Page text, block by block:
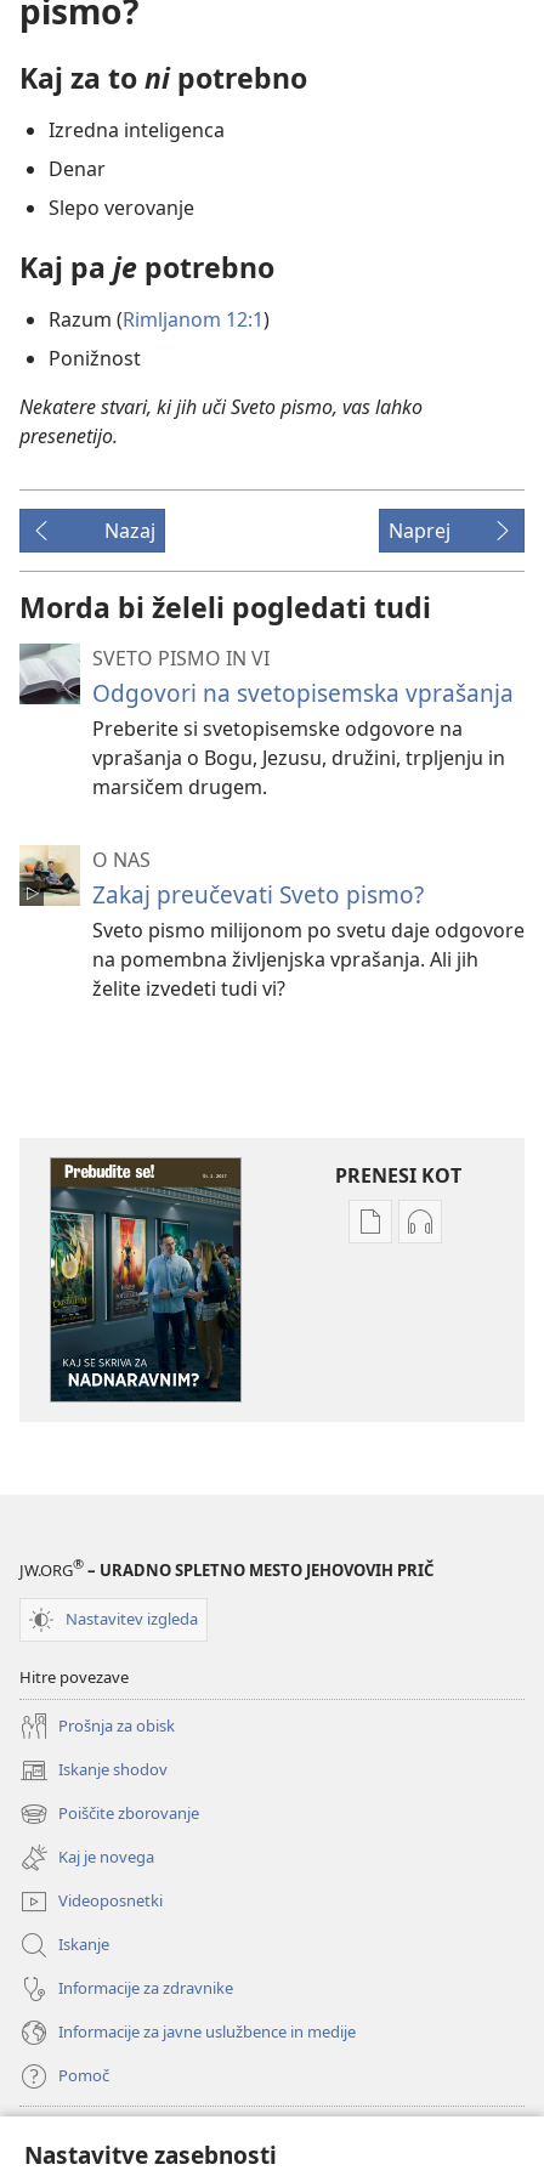
Nastavitve zasebnosti
pismo?
Kaj za tonipotrebno
Izredna inteligenca
Denar
Slepo verovanje
Kaj pa je potrebno
Razum (Rimljanom 12:1)
Ponižnost
Nekatere stvari, ki jih uči Sveto pismo, vas lahko
presenetijo.
Nazaj Naprej
Morda bi želeli pogledati tudi
SVETO PISMO IN VI
Odgovori na svetopisemska vprašanja
Preberite si svetopisemske odgovore na
vprašanja o Bogu, Jezusu, družini, trpljenju in
marsičem drugem.
O NAS
Zakaj preučevati Sveto pismo?
Sveto pismo milijonom po svetu daje odgovore
na pomembna življenjska vprašanja. Ali jih
želite izvedeti tudi vi?
PRENESI KOT
MožnostiMožnosti
JW.ORG® – URADNO SPLETNO MESTO JEHOVOVIH PRIČ
Nastavitev izgleda
Hitre povezave
Prošnja za obisk
Iskanje shodov
(odpre
novo
okno)
Poiščite zborovanje
(odpre
novo
okno)
Kaj je novega
Videoposnetki
Iskanje
Informacije za zdravnike
Informacije za javne uslužbence in medije
Pomoč
(odpre
novo